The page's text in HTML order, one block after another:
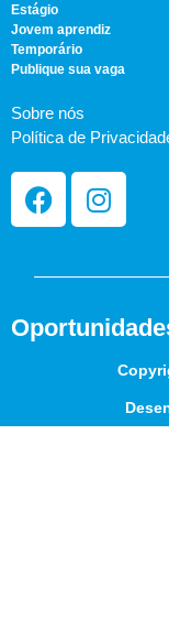
Estágio
Jovem aprendiz
Temporário
Publique sua vaga
Sobre nós
Política de